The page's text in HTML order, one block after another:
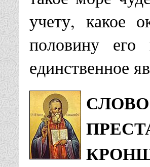
Храм
больнице
Казанская
учету, какое
половину
единственное